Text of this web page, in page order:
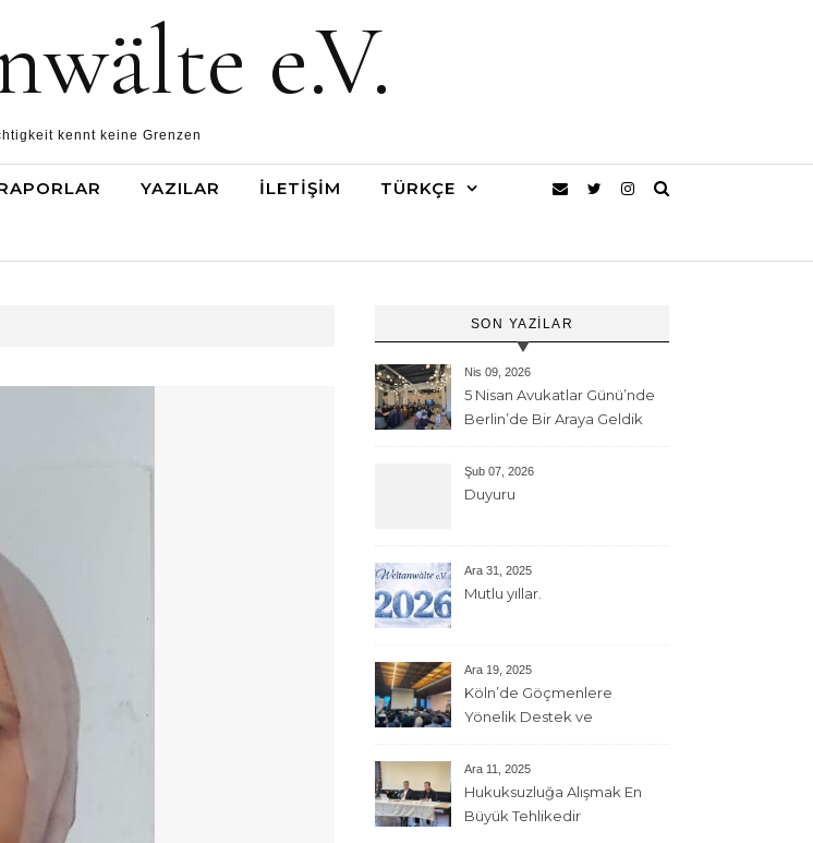
e.V.
kennt keine Grenzen
YAZILAR İLETIŞIM TÜRKÇE
SON YAZILAR
Nis 09, 2026
5 Nisan Avukatlar Günü’nde
Berlin’de Bir Araya Geldik
Şub 07, 2026
Duyuru
Ara 31, 2025
Mutlu yıllar.
Ara 19, 2025
Köln’de Göçmenlere
Yönelik Destek ve
Etkinliği
Ara 11, 2025
Hukuksuzluğa Alışmak En
Büyük Tehlikedir